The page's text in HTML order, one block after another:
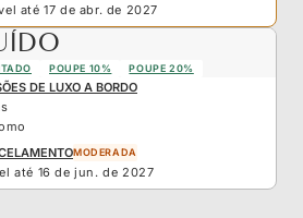
até 17 de abr. de 2027
POUPE 10% POUPE 20%
DE LUXO A BORDO
MODERADA
até 16 de jun. de 2027